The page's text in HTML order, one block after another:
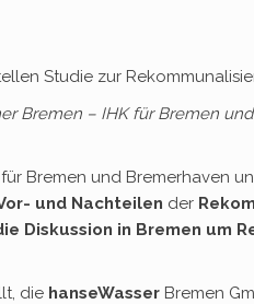
Studie zur
Bremen – IHK für Bremen
für Bremen und Bremerhaven
und Nachteilen der
Diskussion in Bremen um
die hanseWasser Bremen